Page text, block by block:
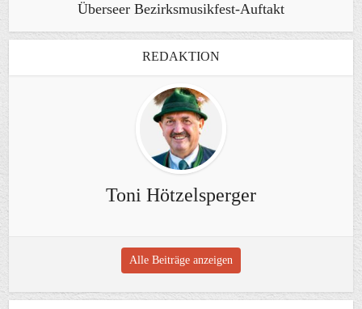
Überseer Bezirksmusikfest-Auftakt
REDAKTION
Toni Hötzelsperger
Alle Beiträge anzeigen